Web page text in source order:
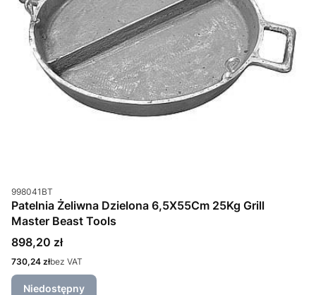
Kod produktu
998041BT
Patelnia Żeliwna Dzielona 6,5X55Cm 25Kg Grill
Master Beast Tools
Cena
898,20 zł
Cena
730,24 złbez VAT
Niedostępny